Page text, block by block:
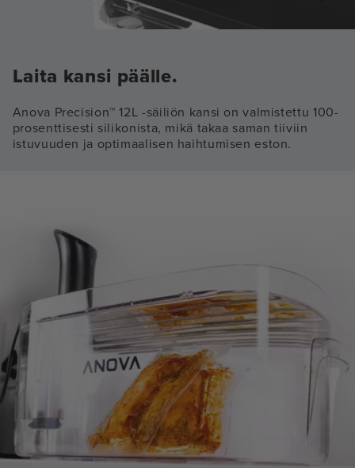
Laita kansi päälle.
Anova Precision™ 12L -säiliön kansi on valmistettu 100-
prosenttisesti silikonista, mikä takaa saman tiiviin
istuvuuden ja optimaalisen haihtumisen eston.